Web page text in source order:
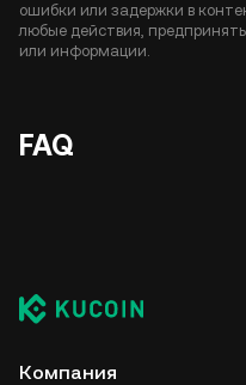
ошибки или задержки в
любые действия,
или информации.
FAQ
Компания